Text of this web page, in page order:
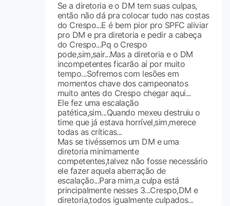
Se a diretoria e o DM tem suas culpas,
então não dá pra colocar tudo nas costas
do Crespo...E é bem pior pro SPFC aliviar
pro DM e pra diretoria e pedir a cabeça
do Crespo...Pq o Crespo
pode,sim,sair...Mas a diretoria e o DM
incompetentes ficarão aí por muito
tempo...Sofremos com lesões em
momentos chave dos campeonatos
muito antes do Crespo chegar aqui...
Ele fez uma escalação
patética,sim...Quando mexeu destruiu o
time que já estava horrível,sim,merece
todas as críticas...
Mas se tivéssemos um DM e uma
diretoria minimamente
competentes,talvez não fosse necessário
ele fazer aquela aberração de
escalação...Para mim,a culpa está
principalmente nesses 3...Crespo,DM e
diretoria,todos igualmente culpados...